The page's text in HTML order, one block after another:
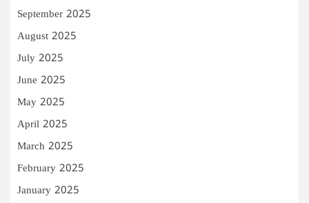
September 2025
August 2025
July 2025
June 2025
May 2025
April 2025
March 2025
February 2025
January 2025